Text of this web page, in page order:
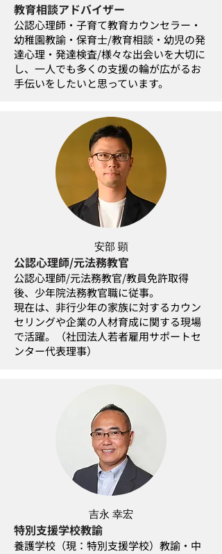
教育相談アドバイザー
公認心理師・子育て教育カウンセラー・
幼稚園教諭・保育士/教育相談・幼児の発
達心理・発達検査/様々な出会いを大切に
し、一人でも多くの支援の輪が広がるお
手伝いをしたいと思っています。
安部 顕
公認心理師/元法務教官
公認心理師/元法務教官/教員免許取得
後、少年院法務教官職に従事。
現在は、非行少年の家族に対するカウン
セリングや企業の人材育成に関する現場
で活躍。（社団法人若者雇用サポートセ
ンター代表理事）
吉永 幸宏
特別支援学校教諭
養護学校（現：特別支援学校）教諭・中